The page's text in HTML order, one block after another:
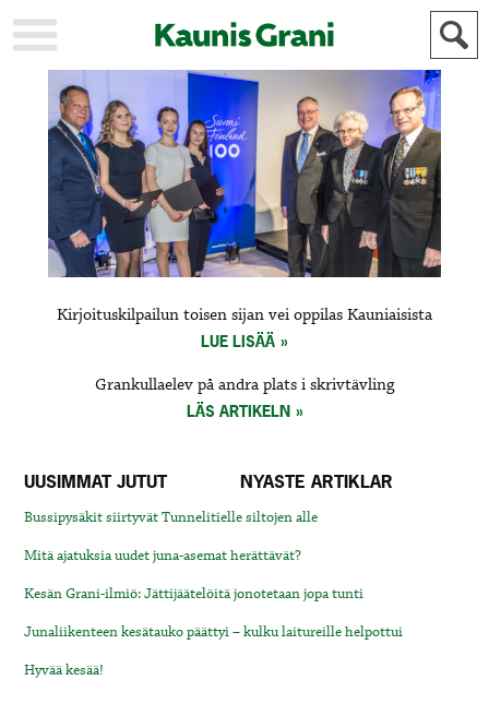
KAUPUNKI
STADEN
AJANKOHTAISTA
AKTUELLT
URHEILU
IDROTT
KULTTUURI
KULTUR
HISTORIA
HISTORIA
YLEINEN
ALLMÄN
MAINOSTAJILLE
FÖR
ANNONSÖRER
Kirjoituskilpailun toisen sijan vei oppilas Kauniaisista
LUE LISÄÄ
Grankullaelev på andra plats i skrivtävling
LÄS ARTIKELN
UUSIMMAT JUTUT NYASTE ARTIKLAR
Bussipysäkit siirtyvät Tunnelitielle siltojen alle
Mitä ajatuksia uudet juna-asemat herättävät?
Kesän Grani-ilmiö: Jättijäätelöitä jonotetaan jopa tunti
Junaliikenteen kesätauko päättyi – kulku laitureille helpottui
Hyvää kesää!